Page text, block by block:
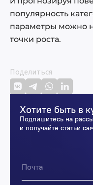
популярность
параметры можно
точки роста.
Поделиться
Хотите быть в
Подпишитесь на
и получайте статьи